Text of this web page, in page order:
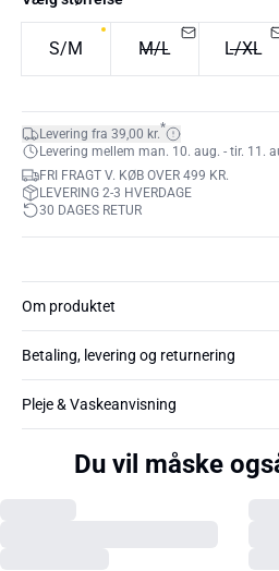
S/M M/L L/XL
Levering fra 39,00 kr.*
Levering mellem man. 10. aug. - tir. 11.
FRI FRAGT V. KØB OVER 499 KR.
LEVERING 2-3 HVERDAGE
30 DAGES RETUR
Om produktet
Betaling, levering og returnering
Pleje & Vaskeanvisning
Du vil måske